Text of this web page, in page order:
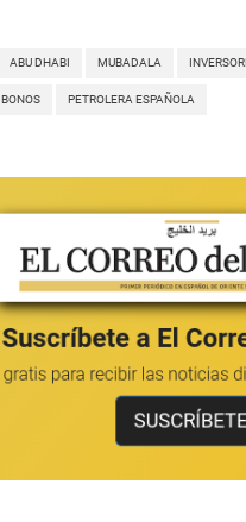
ABU DHABI MUBADALA
BONOS PETROLERA ESPAÑOLA